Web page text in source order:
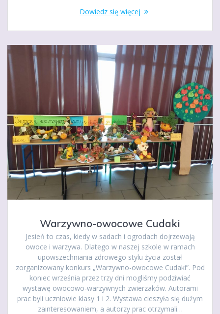
Dowiedz się więcej
Warzywno-owocowe Cudaki
Jesień to czas, kiedy w sadach i ogrodach dojrzewają
owoce i warzywa. Dlatego w naszej szkole w ramach
upowszechniania zdrowego stylu życia został
zorganizowany konkurs „Warzywno-owocowe Cudaki”. Pod
koniec września przez trzy dni mogliśmy podziwiać
wystawę owocowo-warzywnych zwierzaków. Autorami
prac byli uczniowie klasy 1 i 2. Wystawa cieszyła się dużym
zainteresowaniem, a autorzy prac otrzymali…